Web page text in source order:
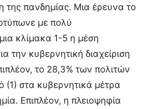
της πανδημίας. Μια έρευνα το
με πολύ
κλίμακα 1-5 η μέση
την κυβερνητική διαχείριση
το 28,3% των πολιτών
(1) στα κυβερνητικά μέτρα
Επιπλέον, η πλειοψηφία